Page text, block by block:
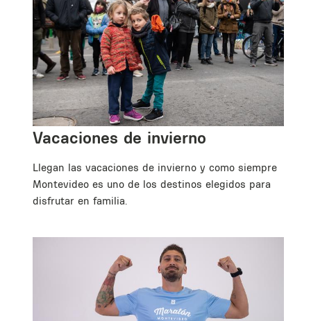
Vacaciones de invierno
Llegan las vacaciones de invierno y como siempre
Montevideo es uno de los destinos elegidos para
disfrutar en familia.